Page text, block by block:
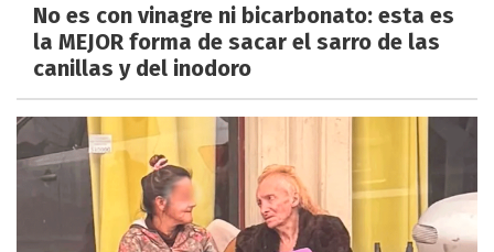
No es con vinagre ni bicarbonato: esta es
la MEJOR forma de sacar el sarro de las
canillas y del inodoro